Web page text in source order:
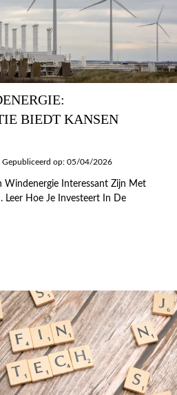
BIEDT KANSEN
Gepubliceerd op: 05/04/2026
Windenergie Interessant Zijn Met
Leer Hoe Je Investeert In De